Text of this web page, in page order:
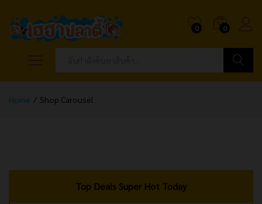
0 0
ค้นหา
Home / Shop Carousel
Top Deals Super Hot Today